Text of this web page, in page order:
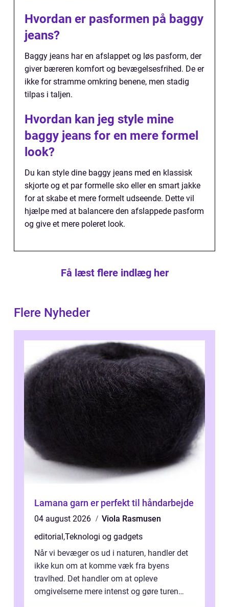
Hvordan er pasformen på baggy
jeans?
Baggy jeans har en afslappet og løs pasform, der
giver bæreren komfort og bevægelsesfrihed. De er
ikke for stramme omkring benene, men stadig
tilpas i taljen.
Hvordan kan jeg style mine
baggy jeans for en mere formel
look?
Du kan style dine baggy jeans med en klassisk
skjorte og et par formelle sko eller en smart jakke
for at skabe et mere formelt udseende. Dette vil
hjælpe med at balancere den afslappede pasform
og give et mere poleret look.
Få læst flere indlæg her
Flere Nyheder
Lamana garn er perfekt til håndarbejde
04 august 2026
Viola Rasmusen
editorial ,Teknologi og gadgets
Når vi bevæger os ud i naturen, handler det
ikke kun om at komme væk fra byens
travlhed. Det handler om at opleve
omgivelserne mere intenst og gøre turen